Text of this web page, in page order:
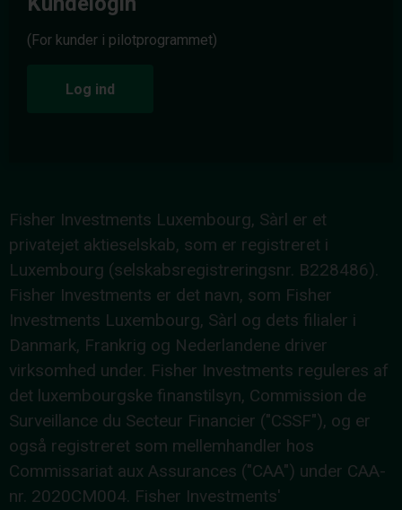
(For kunder i pilotprogrammet)
Log ind
Fisher Investments Luxembourg, Sàrl er et
privatejet aktieselskab, som er registreret i
Luxembourg (selskabsregistreringsnr. B228486).
Fisher Investments er det navn, som Fisher
Investments Luxembourg, Sàrl og dets filialer i
Danmark, Frankrig og Nederlandene driver
virksomhed under. Fisher Investments reguleres af
det luxembourgske finanstilsyn, Commission de
Surveillance du Secteur Financier ("CSSF"), og er
også registreret som mellemhandler hos
Commissariat aux Assurances ("CAA") under CAA-
nr. 2020CM004. Fisher Investments'